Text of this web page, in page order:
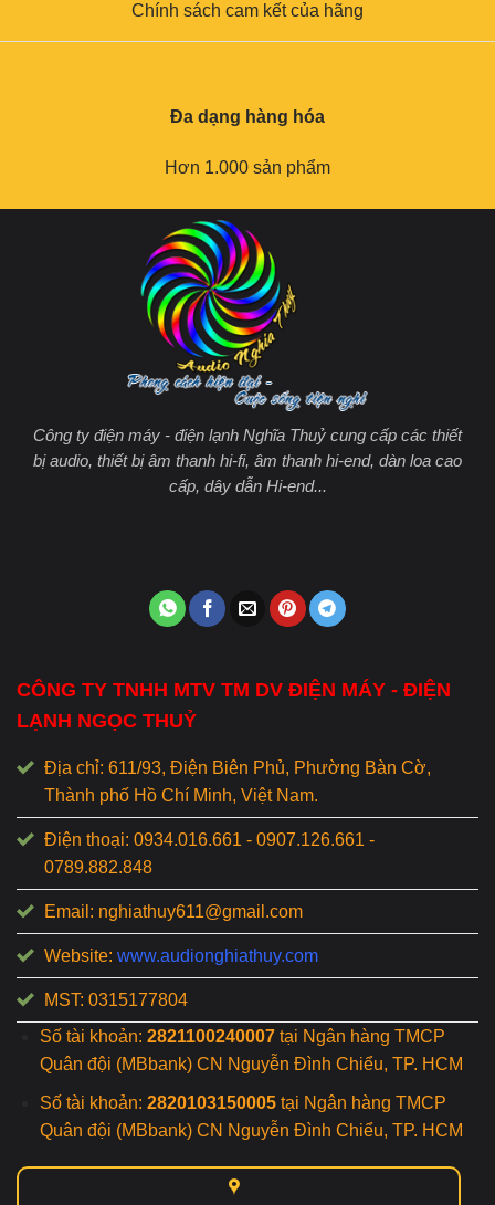
Chính sách cam kết của hãng
Đa dạng hàng hóa
Hơn 1.000 sản phẩm
Công ty điện máy - điện lạnh Nghĩa Thuỷ cung cấp các thiết
bị audio, thiết bị âm thanh hi-fi, âm thanh hi-end, dàn loa cao
cấp, dây dẫn Hi-end...
CÔNG TY TNHH MTV TM DV ĐIỆN MÁY - ĐIỆN
LẠNH NGỌC THUỶ
Địa chỉ: 611/93, Điện Biên Phủ, Phường Bàn Cờ,
Thành phố Hồ Chí Minh, Việt Nam.
Điện thoại: 0934.016.661 - 0907.126.661 -
0789.882.848
Email: nghiathuy611@gmail.com
Website: www.audionghiathuy.com
MST: 0315177804
Số tài khoản: 2821100240007tại Ngân hàng TMCP
Quân đội (MBbank) CN Nguyễn Đình Chiểu, TP. HCM
Số tài khoản: 2820103150005tại Ngân hàng TMCP
Quân đội (MBbank) CN Nguyễn Đình Chiểu, TP. HCM